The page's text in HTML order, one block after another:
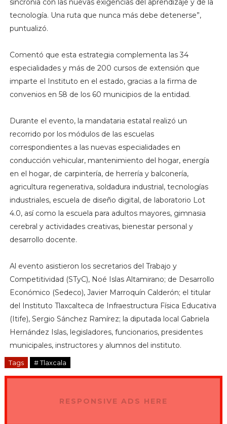
sincronía con las nuevas exigencias del aprendizaje y de la
tecnología. Una ruta que nunca más debe detenerse”,
puntualizó.
Comentó que esta estrategia complementa las 34
especialidades y más de 200 cursos de extensión que
imparte el Instituto en el estado, gracias a la firma de
convenios en 58 de los 60 municipios de la entidad.
Durante el evento, la mandataria estatal realizó un
recorrido por los módulos de las escuelas
correspondientes a las nuevas especialidades en
conducción vehicular, mantenimiento del hogar, energía
en el hogar, de carpintería, de herrería y balconería,
agricultura regenerativa, soldadura industrial, tecnologías
industriales, escuela de diseño digital, de laboratorio Lot
4.0, así como la escuela para adultos mayores, gimnasia
cerebral y actividades creativas, bienestar personal y
desarrollo docente.
Al evento asistieron los secretarios del Trabajo y
Competitividad (STyC), Noé Islas Altamirano; de Desarrollo
Económico (Sedeco), Javier Marroquín Calderón; el titular
del Instituto Tlaxcalteca de Infraestructura Física Educativa
(Itife), Sergio Sánchez Ramírez; la diputada local Gabriela
Hernández Islas, legisladores, funcionarios, presidentes
municipales, instructores y alumnos del instituto.
Tags # Tlaxcala
RESPONSIVE ADS HERE